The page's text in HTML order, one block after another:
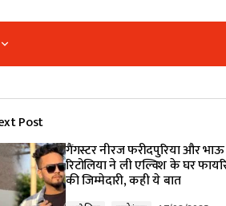
are marked
Post
गैंगस्टर नीरज फरीदपुरिया और भाऊ
रिटोलिया ने ली एल्विश के घर
की जिम्मेदारी, कही ये बात